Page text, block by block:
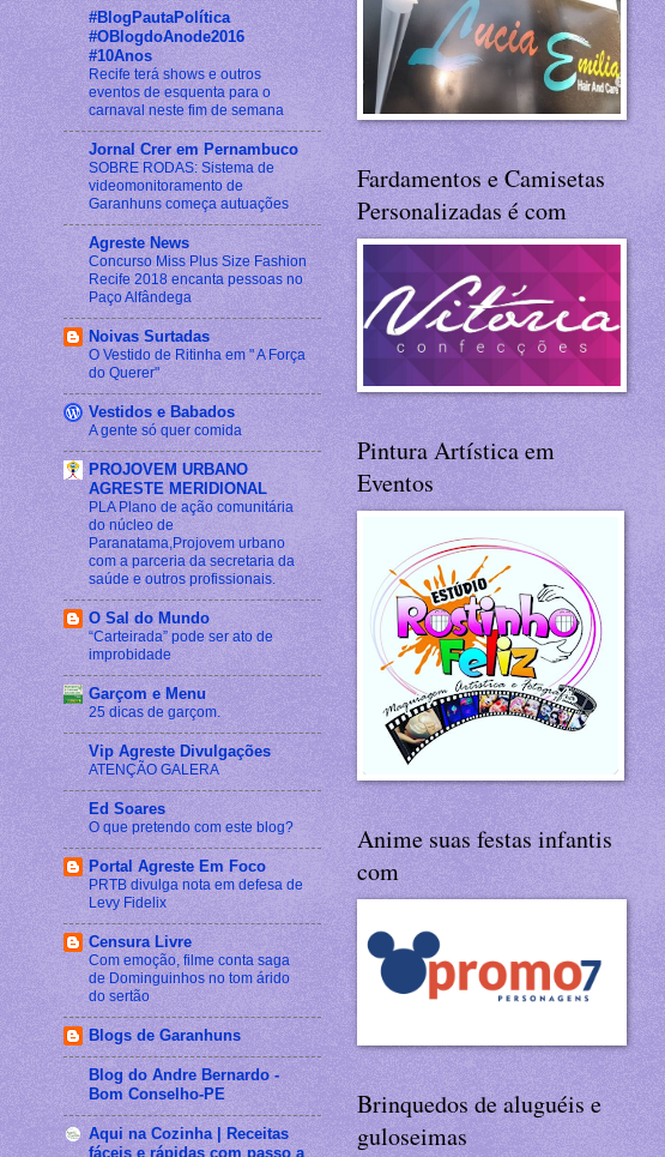
#BlogPautaPolítica
#OBlogdoAnode2016
#10Anos
Recife terá shows e outros
eventos de esquenta para o
carnaval neste fim de semana
Jornal Crer em Pernambuco
SOBRE RODAS: Sistema de
videomonitoramento de
Garanhuns começa autuações
Agreste News
Concurso Miss Plus Size Fashion
Recife 2018 encanta pessoas no
Paço Alfândega
Noivas Surtadas
O Vestido de Ritinha em " A Força
do Querer"
Vestidos e Babados
A gente só quer comida
PROJOVEM URBANO
AGRESTE MERIDIONAL
PLA Plano de ação comunitária
do núcleo de
Paranatama,Projovem urbano
com a parceria da secretaria da
saúde e outros profissionais.
O Sal do Mundo
“Carteirada” pode ser ato de
improbidade
Garçom e Menu
25 dicas de garçom.
Vip Agreste Divulgações
ATENÇÃO GALERA
Ed Soares
O que pretendo com este blog?
Portal Agreste Em Foco
PRTB divulga nota em defesa de
Levy Fidelix
Censura Livre
Com emoção, filme conta saga
de Dominguinhos no tom árido
do sertão
Blogs de Garanhuns
Blog do Andre Bernardo -
Bom Conselho-PE
Aqui na Cozinha | Receitas
fáceis e rápidas com passo a
Fardamentos e Camisetas
Personalizadas é com
Pintura Artística em
Eventos
Anime suas festas infantis
com
Brinquedos de aluguéis e
guloseimas